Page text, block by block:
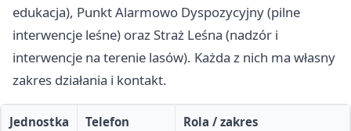
edukacja), Punkt Alarmowo Dyspozycyjny (pilne
interwencje leśne) oraz Straż Leśna (nadzór i
interwencje na terenie lasów). Każda z nich ma własny
zakres działania i kontakt.
Jednostka Telefon Rola / zakres